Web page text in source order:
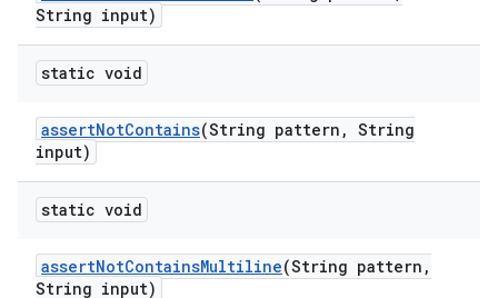
String input)
static void
assertNotContains(String pattern , String
input)
static void
assertNotContainsMultiline(String pattern ,
String input)